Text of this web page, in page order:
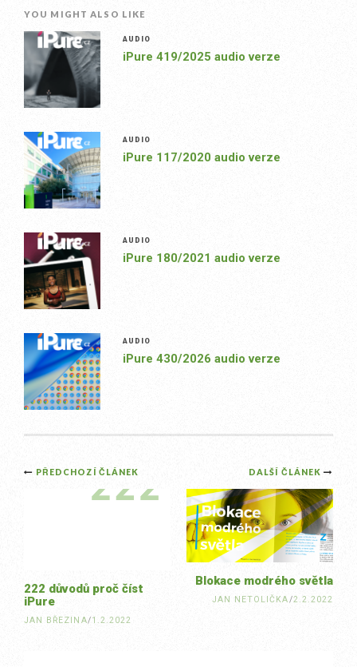
YOU MIGHT ALSO LIKE
AUDIO
iPure 419/2025 audio verze
AUDIO
iPure 117/2020 audio verze
AUDIO
iPure 180/2021 audio verze
AUDIO
iPure 430/2026 audio verze
Post
navigation
DALŠÍ ČLÁNEK
Blokace modrého světla
JAN NETOLIČKA/2.2.2022
PŘEDCHOZÍ ČLÁNEK
222 důvodů proč číst
iPure
JAN BŘEZINA/1.2.2022